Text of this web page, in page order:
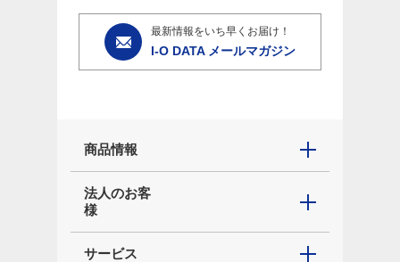
最新情報をいち早くお届け！
I-O DATA メールマガジン
商品情報
法人のお客
様
サービス